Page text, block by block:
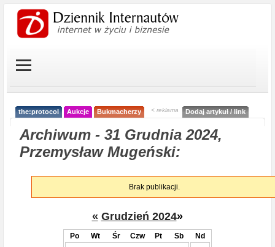
the:protocol Aukcje Bukmacherzy < reklama Dodaj artykuł / link
Archiwum - 31 Grudnia 2024,
Przemysław Mugeński:
Brak publikacji.
« Grudzień 2024»
Po Wt Śr Czw Pt Sb
Nd